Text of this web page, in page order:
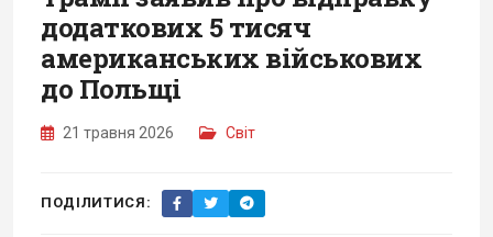
додаткових 5 тисяч
американських військових
до Польщі
21 травня 2026 Світ
ПОДІЛИТИСЯ: